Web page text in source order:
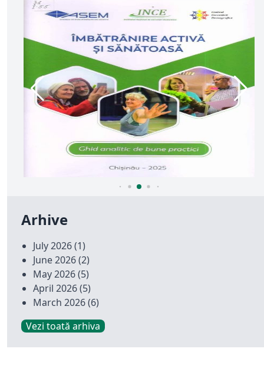
Arhive
July 2026(1)
June 2026(2)
May 2026(5)
April 2026(5)
March 2026(6)
Vezi toată arhiva